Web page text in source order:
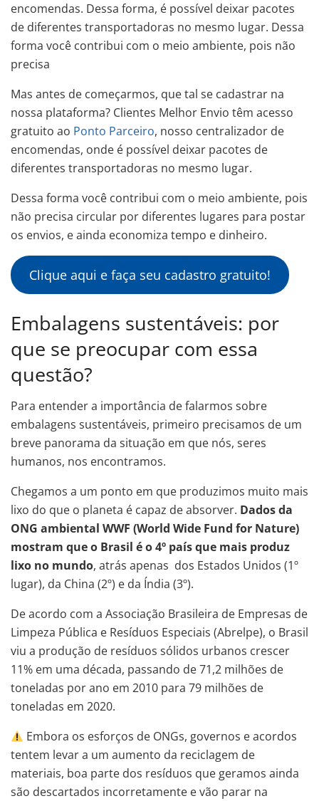
encomendas. Dessa forma, é possível deixar pacotes
de diferentes transportadoras no mesmo lugar. Dessa
forma você contribui com o meio ambiente, pois não
precisa
Mas antes de começarmos, que tal se cadastrar na
nossa plataforma? Clientes Melhor Envio têm acesso
gratuito ao Ponto Parceiro, nosso centralizador de
encomendas, onde é possível deixar pacotes de
diferentes transportadoras no mesmo lugar.
Dessa forma você contribui com o meio ambiente, pois
não precisa circular por diferentes lugares para postar
os envios, e ainda economiza tempo e dinheiro.
Clique aqui e faça seu cadastro gratuito!
Embalagens sustentáveis: por
que se preocupar com essa
questão?
Para entender a importância de falarmos sobre
embalagens sustentáveis, primeiro precisamos de um
breve panorama da situação em que nós, seres
humanos, nos encontramos.
Chegamos a um ponto em que produzimos muito mais
lixo do que o planeta é capaz de absorver. Dados da
ONG ambiental WWF (World Wide Fund for Nature)
mostram que o Brasil é o 4º país que mais produz
lixo no mundo, atrás apenas dos Estados Unidos (1º
lugar), da China (2º) e da Índia (3º).
De acordo com a Associação Brasileira de Empresas de
Limpeza Pública e Resíduos Especiais (Abrelpe), o Brasil
viu a produção de resíduos sólidos urbanos crescer
11% em uma década, passando de 71,2 milhões de
toneladas por ano em 2010 para 79 milhões de
toneladas em 2020.
Embora os esforços de ONGs, governos e acordos
tentem levar a um aumento da reciclagem de
materiais, boa parte dos resíduos que geramos ainda
são descartados incorretamente e vão parar na